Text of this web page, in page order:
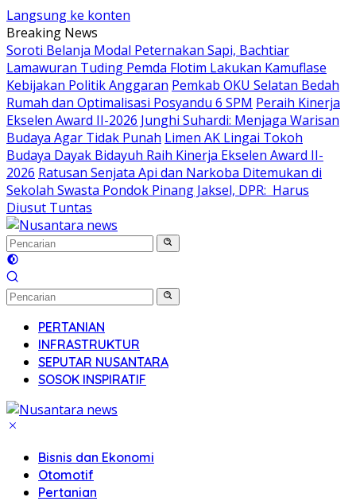
Langsung ke konten
Breaking News
Soroti Belanja Modal Peternakan Sapi, Bachtiar
Lamawuran Tuding Pemda Flotim Lakukan Kamuflase
Kebijakan Politik Anggaran Pemkab OKU Selatan Bedah
Rumah dan Optimalisasi Posyandu 6 SPM Peraih Kinerja
Ekselen Award II-2026 Junghi Suhardi: Menjaga Warisan
Budaya Agar Tidak Punah Limen AK Lingai Tokoh
Budaya Dayak Bidayuh Raih Kinerja Ekselen Award II-
2026 Ratusan Senjata Api dan Narkoba Ditemukan di
Sekolah Swasta Pondok Pinang Jaksel, DPR: Harus
Diusut Tuntas
PERTANIAN
INFRASTRUKTUR
SEPUTAR NUSANTARA
SOSOK INSPIRATIF
Bisnis dan Ekonomi
Otomotif
Pertanian